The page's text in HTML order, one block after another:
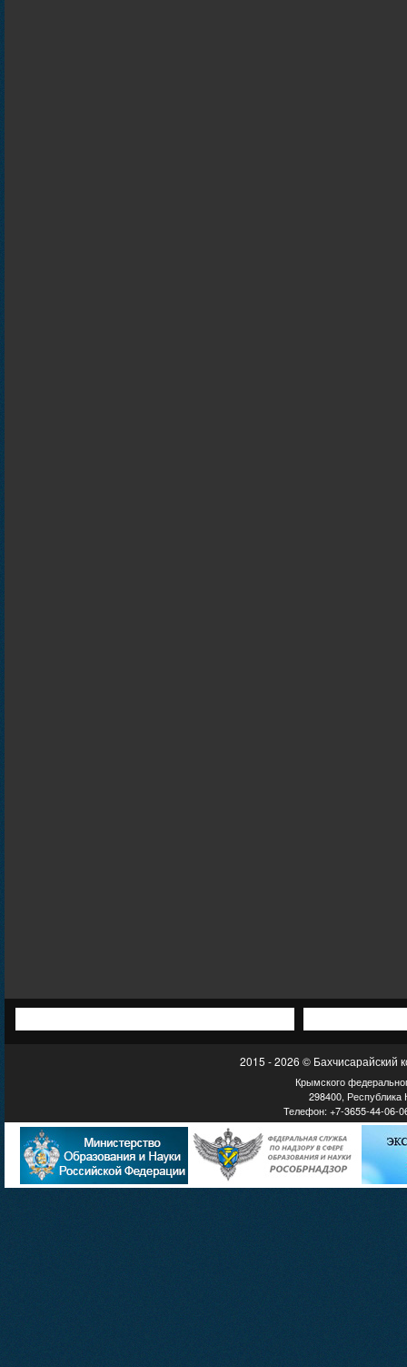
2015 - 2026 © Бахчисарайский
Крымского
298400, Республика
Телефон: +7-3655-44-06-